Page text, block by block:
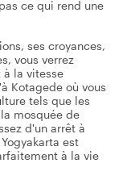
ce qui rend une
ses croyances,
vous verrez
à la vitesse
Kotagede où vous
tels que les
mosquée de
d'un arrêt à
est
à la vie